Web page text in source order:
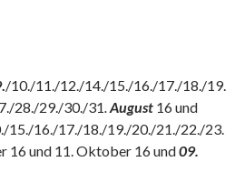
./10./11./12./14./15./16./17./18./19.
28./29./30./31.August 16 und
15./16./17./18./19./20./21./22./23.
16 und 11. Oktober 16 und09.